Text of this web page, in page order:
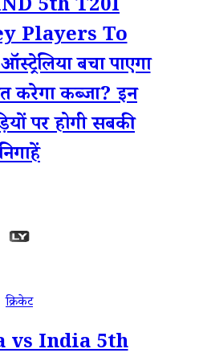
5th T20I
Players To
बचा पाएगा
करेगा कब्जा? इन
पर होगी सबकी
क्रिकेट
vs India 5th